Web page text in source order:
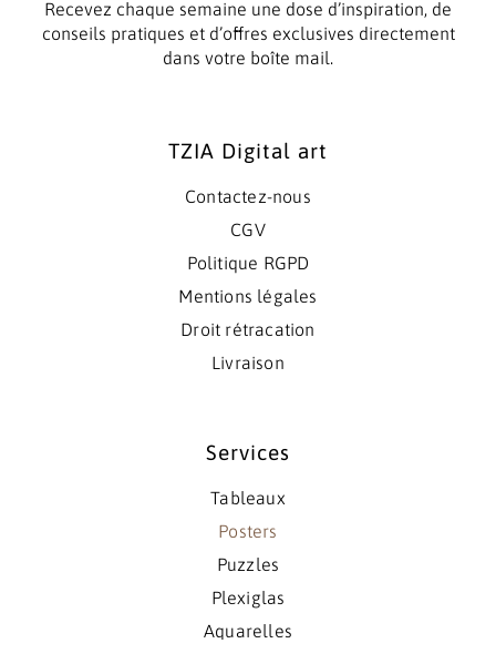
Recevez chaque semaine une dose d’inspiration, de
conseils pratiques et d’offres exclusives directement
dans votre boîte mail.
TZIA Digital art
Contactez-nous
CGV
Politique RGPD
Mentions légales
Droit rétracation
Livraison
Services
Tableaux
Posters
Puzzles
Plexiglas
Aquarelles